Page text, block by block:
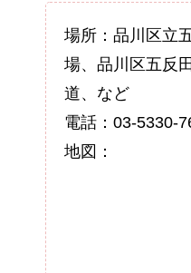
場所：品川区立
場、品川区五反
道、など
電話：03-5330-
地図：